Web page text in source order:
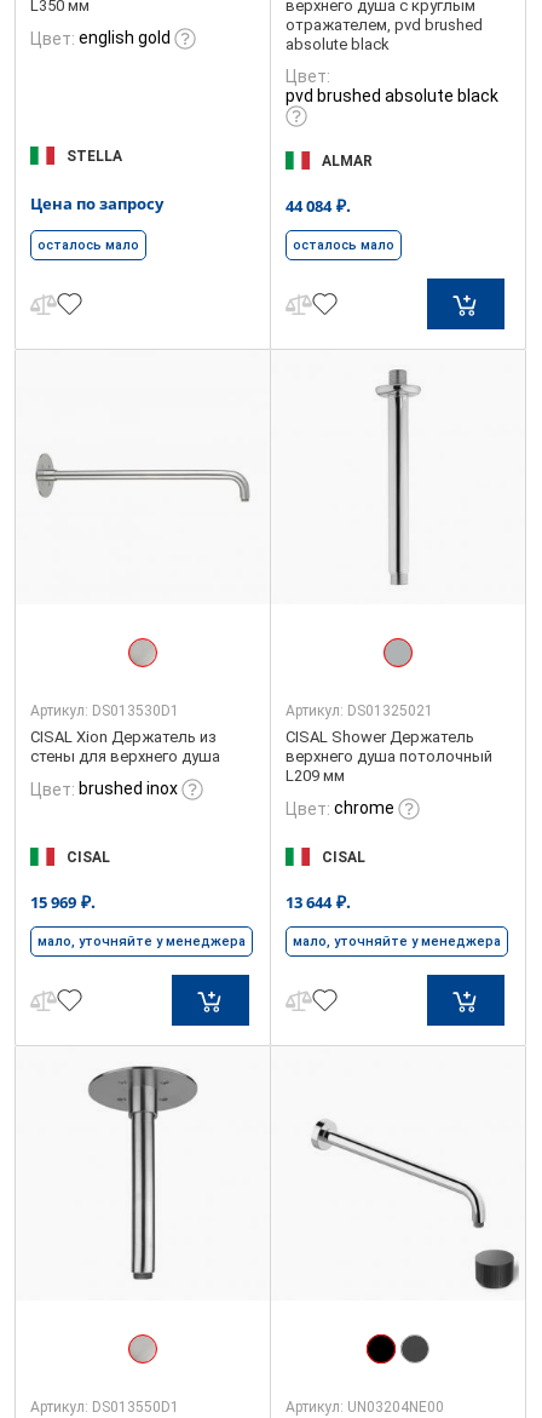
L350 мм
Цвет: english gold
STELLA
Цена по запросу
осталось мало
верхнего душа с круглым
отражателем, pvd brushed
absolute black
Цвет:
pvd brushed absolute black
ALMAR
44 084₽.
осталось мало
Артикул: DS013530D1
CISAL Xion Держатель из
стены для верхнего душа
Цвет: brushed inox
CISAL
15 969 ₽.
мало, уточняйте у менеджера
Артикул: DS01325021
CISAL Shower Держатель
верхнего душа потолочный
L209 мм
Цвет: chrome
CISAL
13 644₽.
мало, уточняйте у менеджера
Артикул: DS013550D1 Артикул: UN03204NE00